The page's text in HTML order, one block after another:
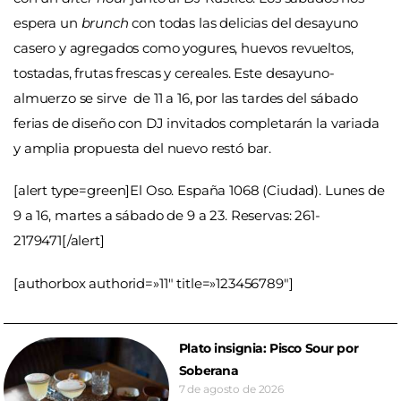
espera un brunch con todas las delicias del desayuno
casero y agregados como yogures, huevos revueltos,
tostadas, frutas frescas y cereales. Este desayuno-
almuerzo se sirve de 11 a 16, por las tardes del sábado
ferias de diseño con DJ invitados completarán la variada
y amplia propuesta del nuevo restó bar.
[alert type=green]El Oso. España 1068 (Ciudad). Lunes de
9 a 16, martes a sábado de 9 a 23. Reservas: 261-
2179471[/alert]
[authorbox authorid=»11″ title=»123456789″]
Plato insignia: Pisco Sour por
Soberana
7 de agosto de 2026